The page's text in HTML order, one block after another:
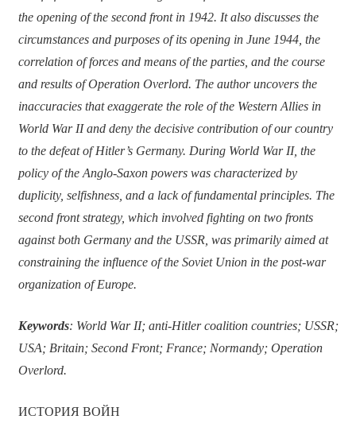
the opening of the second front in 1942. It also discusses the
circumstances and purposes of its opening in June 1944, the
correlation of forces and means of the parties, and the course
and results of Operation Overlord. The author uncovers the
inaccuracies that exaggerate the role of the Western Allies in
World War II and deny the decisive contribution of our country
to the defeat of Hitler’s Germany. During World War II, the
policy of the Anglo-Saxon powers was characterized by
duplicity, selfishness, and a lack of fundamental principles. The
second front strategy, which involved fighting on two fronts
against both Germany and the USSR, was primarily aimed at
constraining the influence of the Soviet Union in the post-war
organization of Europe.
Keywords: World War II; anti-Hitler coalition countries; USSR;
USA; Britain; Second Front; France; Normandy; Operation
Overlord.
ИСТОРИЯ ВОЙН